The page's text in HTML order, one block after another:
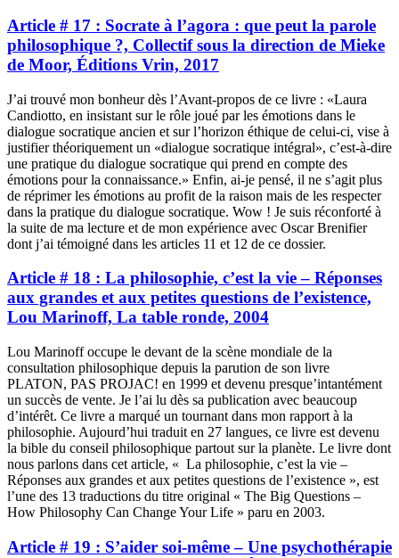
Article # 17 : Socrate à l’agora : que peut la parole
philosophique ?, Collectif sous la direction de Mieke
de Moor, Éditions Vrin, 2017
J’ai trouvé mon bonheur dès l’Avant-propos de ce livre : «Laura
Candiotto, en insistant sur le rôle joué par les émotions dans le
dialogue socratique ancien et sur l’horizon éthique de celui-ci, vise à
justifier théoriquement un «dialogue socratique intégral», c’est-à-dire
une pratique du dialogue socratique qui prend en compte des
émotions pour la connaissance.» Enfin, ai-je pensé, il ne s’agit plus
de réprimer les émotions au profit de la raison mais de les respecter
dans la pratique du dialogue socratique. Wow ! Je suis réconforté à
la suite de ma lecture et de mon expérience avec Oscar Brenifier
dont j’ai témoigné dans les articles 11 et 12 de ce dossier.
Article # 18 : La philosophie, c’est la vie – Réponses
aux grandes et aux petites questions de l’existence,
Lou Marinoff, La table ronde, 2004
Lou Marinoff occupe le devant de la scène mondiale de la
consultation philosophique depuis la parution de son livre
PLATON, PAS PROJAC! en 1999 et devenu presque’intantément
un succès de vente. Je l’ai lu dès sa publication avec beaucoup
d’intérêt. Ce livre a marqué un tournant dans mon rapport à la
philosophie. Aujourd’hui traduit en 27 langues, ce livre est devenu
la bible du conseil philosophique partout sur la planète. Le livre dont
nous parlons dans cet article, « La philosophie, c’est la vie –
Réponses aux grandes et aux petites questions de l’existence », est
l’une des 13 traductions du titre original « The Big Questions –
How Philosophy Can Change Your Life » paru en 2003.
Article # 19 : S’aider soi-même – Une psychothérapie